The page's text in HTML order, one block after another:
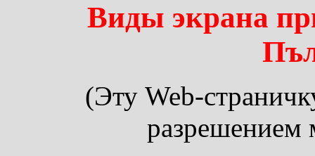
Виды экрана
(Эту Web-
разрешением